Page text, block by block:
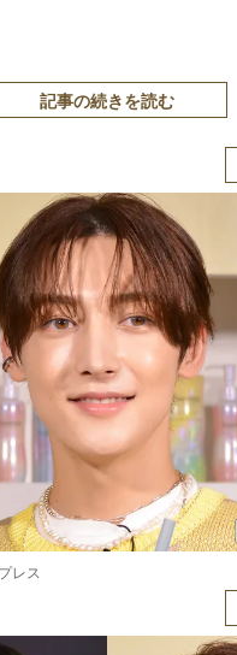
記事の続きを読む
レス